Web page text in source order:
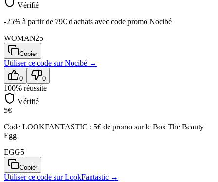
Vérifié
-25% à partir de 79€ d'achats avec code promo Nocibé
WOMAN25
Copier
Utiliser ce code surNocibé →
0 0
100% réussite
Vérifié
5€
Code LOOKFANTASTIC : 5€ de promo sur le Box The Beauty
Egg
EGG5
Copier
Utiliser ce code surLookFantastic →